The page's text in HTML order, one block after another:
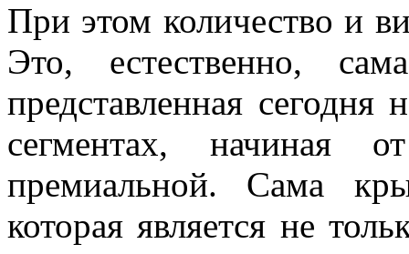
При этом количество и
Это, естественно,
представленная
сегментах, начиная
премиальной. Сама
которая является не